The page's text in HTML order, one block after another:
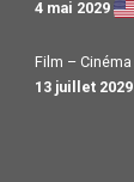
4 mai 2029
Film – Cinéma
13 juillet 2029